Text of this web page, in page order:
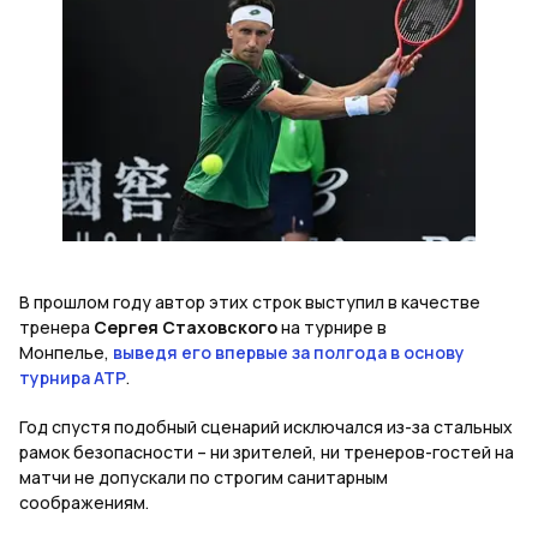
В прошлом году автор этих строк выступил в качестве
тренера Сергея Стаховскогона турнире в
Монпелье, выведя его впервые за полгода в основу
турнира АТР.
Год спустя подобный сценарий исключался из-за стальных
рамок безопасности – ни зрителей, ни тренеров-гостей на
матчи не допускали по строгим санитарным
соображениям.